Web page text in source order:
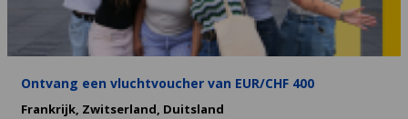
Ontvang een vluchtvoucher van EUR/CHF 400
Frankrijk, Zwitserland, Duitsland